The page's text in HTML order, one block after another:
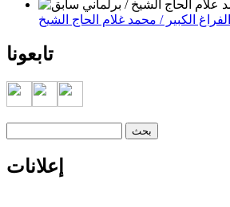
الفراغ الكبير / محمد غلام الحاج الشيخ
تابعونا
إعلانات